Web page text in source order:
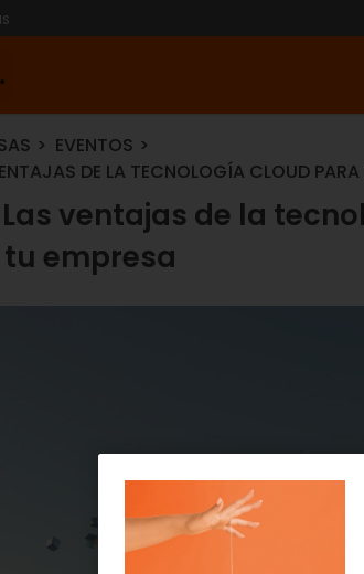
EVENTOS
DE LA TECNOLOGÍA CLOUD PARA
ventajas de la
empresa